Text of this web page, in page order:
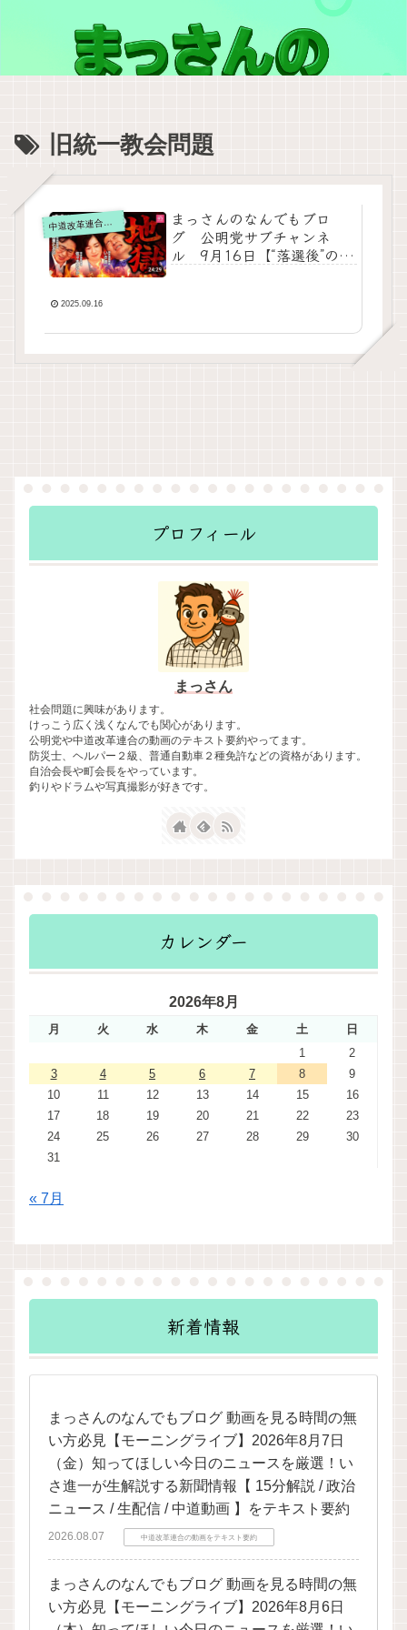
旧統一教会問題
中道改革連合の動画をテキスト要約
まっさんのなんでもブロ
グ 公明党サブチャンネ
ル 9月16日【“落選後”のリ
2025.09.16
プロフィール
まっさん
社会問題に興味があります。
けっこう広く浅くなんでも関心があります。
公明党や中道改革連合の動画のテキスト要約やってます。
防災士、ヘルパー２級、普通自動車２種免許などの資格があります。
自治会長や町会長をやっています。
釣りやドラムや写真撮影が好きです。
カレンダー
2026年8月
月 火 水 木 金 土
日
1
2
3
4 5 6 7 8
9
10
11 12 13 14 15
16
17
18 19 20 21 22
23
24
25 26 27 28 29
30
31
« 7月
新着情報
まっさんのなんでもブログ 動画を見る時間の無
い方必見【モーニングライブ】2026年8月7日
（金）知ってほしい今日のニュースを厳選！い
さ進一が生解説する新聞情報【 15分解説 / 政治
ニュース / 生配信 / 中道動画 】をテキスト要約
2026.08.07 中道改革連合の動画をテキスト要約
まっさんのなんでもブログ 動画を見る時間の無
い方必見【モーニングライブ】2026年8月6日